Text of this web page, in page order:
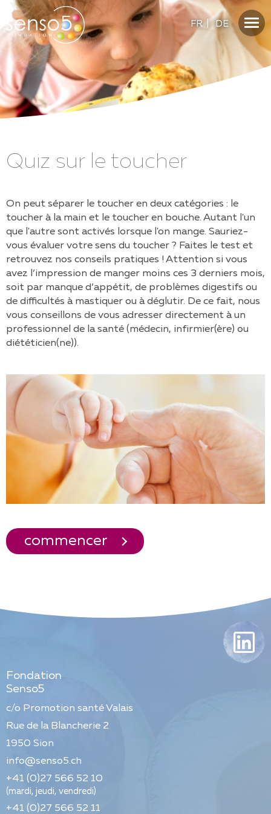
FR DE
Quiz sur le toucher
On peut séparer le toucher en deux catégories : le
toucher à la main et le toucher en bouche. Autant l'un
que l'autre sont activés lorsque l'on mange. Sauriez-
vous évaluer votre sens du toucher ? Faites le test et
retrouvez nos conseils pratiques ! Attention si vous
avez l’impression de manger moins ces 3 derniers mois,
soit par manque d’appétit, de problèmes digestifs ou
de difficultés à mastiquer ou à déglutir. De ce fait, nous
vous conseillons de vous adresser directement à un
professionnel de la santé (médecin, infirmier(ère) ou
diététicien(ne)).
commencer
Fondation
Senso5
c/o Promotion santé Valais
Rue de la Blancherie 2
1950 Sion
info@senso5.ch
+41 (0)27 566 52 10
(mardi, jeudi, vendredi)
+41 (0)27 566 52 11